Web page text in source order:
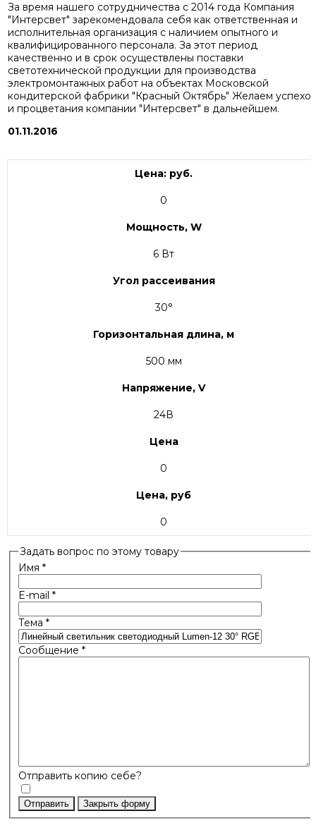
За время нашего сотрудничества с 2014 года Компания
"Интерсвет" зарекомендовала себя как ответственная и
исполнительная организация с наличием опытного и
квалифицированного персонала. За этот период
качественно и в срок осуществлены поставки
светотехнической продукции для производства
электромонтажных работ на объектах Московской
кондитерской фабрики "Красный Октябрь" Желаем успехов
и процветания компании "Интерсвет" в дальнейшем.
01.11.2016
Цена: руб.
0
Мощность, W
6 Вт
Угол рассеивания
30°
Горизонтальная длина, м
500 мм
Напряжение, V
24В
Цена
0
Цена, руб
0
Задать вопрос по этому товару
Имя *
E-mail *
Тема *
Сообщение *
Отправить копию себе?
Отправить Закрыть форму